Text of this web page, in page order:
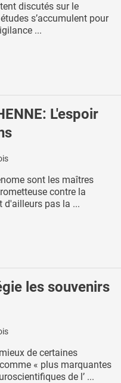
discutés sur le
s’accumulent pour
...
L'espoir
sont les maîtres
contre la
d'ailleurs pas la ...
les souvenirs
de certaines
« plus marquantes
de l’ ...